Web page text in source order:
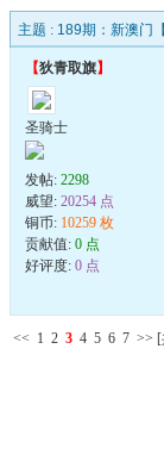
主题 : 189期：新澳门
【狄青取旗】
圣骑士
发帖: 2298
威望: 20254 点
铜币: 10259 枚
贡献值: 0 点
好评度: 0 点
<< 1 2 3 4 5 6 7 >>